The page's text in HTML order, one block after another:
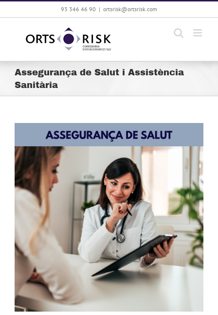
Skip
93 346 46 90 | ortsrisk@ortsrisk.com
Assegurança de Salut i Assistència
Sanitària